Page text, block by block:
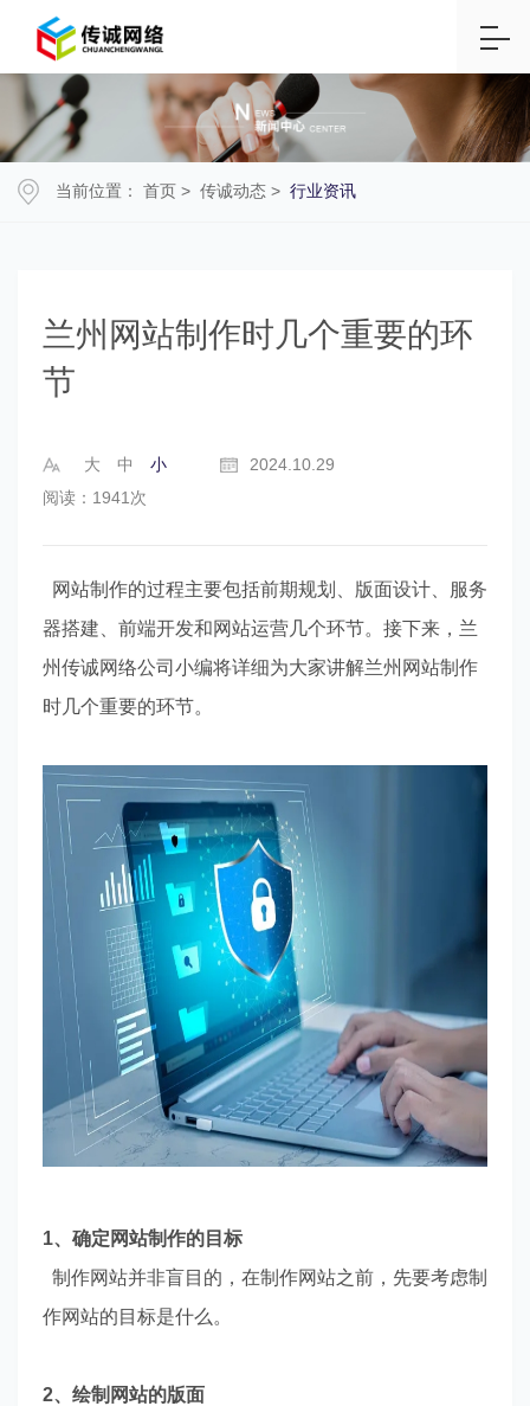
当前位置： 首页 > 传诚动态 > 行业资讯
兰州网站制作时几个重要的环
节
大 中 小
2024.10.29
阅读：1941次
网站制作的过程主要包括前期规划、版面设计、服务
器搭建、前端开发和网站运营几个环节。接下来，兰
州传诚网络公司小编将详细为大家讲解兰州网站制作
时几个重要的环节。
1、确定网站制作的目标
制作网站并非盲目的，在制作网站之前，先要考虑制
作网站的目标是什么。
2、绘制网站的版面